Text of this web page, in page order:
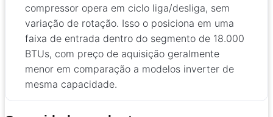
compressor opera em ciclo liga/desliga, sem
variação de rotação. Isso o posiciona em uma
faixa de entrada dentro do segmento de 18.000
BTUs, com preço de aquisição geralmente
menor em comparação a modelos inverter de
mesma capacidade.